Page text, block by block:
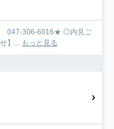
306-6016★ ◎内見ご
】... もっと見る